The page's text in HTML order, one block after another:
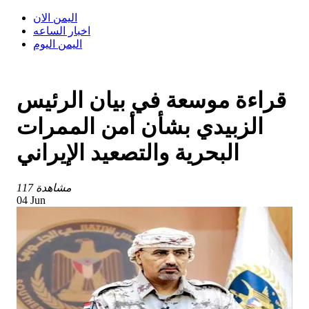
اليمن الان
اخبار الساعه
اليمن اليوم
قراءة موسعة في بيان الرئيس
الزبيدي بشأن أمن الممرات
البحرية والتصعيد الإيراني
117 مشاهدة
04 Jun